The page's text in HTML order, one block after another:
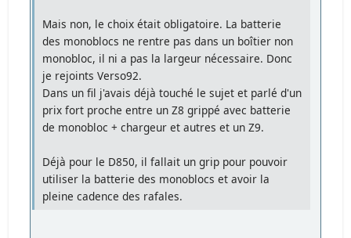
Mais non, le choix était obligatoire. La batterie
des monoblocs ne rentre pas dans un boîtier non
monobloc, il ni a pas la largeur nécessaire. Donc
je rejoints Verso92.
Dans un fil j'avais déjà touché le sujet et parlé d'un
prix fort proche entre un Z8 grippé avec batterie
de monobloc + chargeur et autres et un Z9.
Déjà pour le D850, il fallait un grip pour pouvoir
utiliser la batterie des monoblocs et avoir la
pleine cadence des rafales.